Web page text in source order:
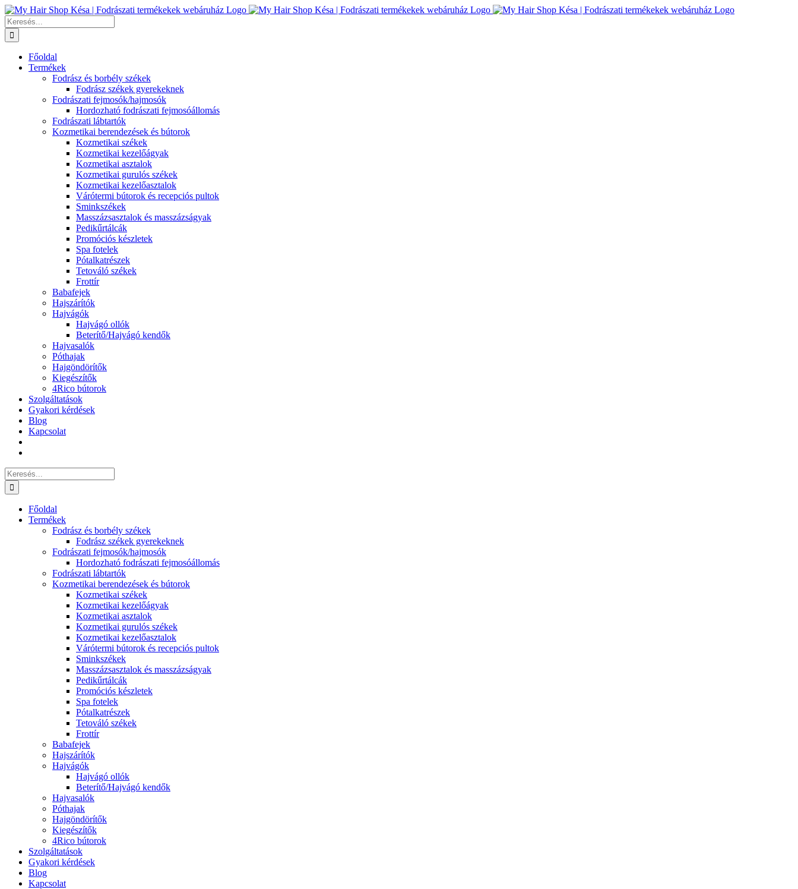
Kihagyás
Keresés...
Főoldal
Termékek
Fodrász és borbély székek
Fodrász székek gyerekeknek
Fodrászati fejmosók/hajmosók
Hordozható fodrászati fejmosóállomás
Fodrászati lábtartók
Kozmetikai berendezések és bútorok
Kozmetikai székek
Kozmetikai kezelőágyak
Kozmetikai asztalok
Kozmetikai gurulós székek
Kozmetikai kezelőasztalok
Várótermi bútorok és recepciós pultok
Sminkszékek
Masszázsasztalok és masszázságyak
Pedikűrtálcák
Promóciós készletek
Spa fotelek
Pótalkatrészek
Tetováló székek
Frottír
Babafejek
Hajszárítók
Hajvágók
Hajvágó ollók
Beterítő/Hajvágó kendők
Hajvasalók
Póthajak
Hajgöndörítők
Kiegészítők
4Rico bútorok
Szolgáltatások
Gyakori kérdések
Blog
Kapcsolat
Keresés...
Főoldal
Termékek
Fodrász és borbély székek
Fodrász székek gyerekeknek
Fodrászati fejmosók/hajmosók
Hordozható fodrászati fejmosóállomás
Fodrászati lábtartók
Kozmetikai berendezések és bútorok
Kozmetikai székek
Kozmetikai kezelőágyak
Kozmetikai asztalok
Kozmetikai gurulós székek
Kozmetikai kezelőasztalok
Várótermi bútorok és recepciós pultok
Sminkszékek
Masszázsasztalok és masszázságyak
Pedikűrtálcák
Promóciós készletek
Spa fotelek
Pótalkatrészek
Tetováló székek
Frottír
Babafejek
Hajszárítók
Hajvágók
Hajvágó ollók
Beterítő/Hajvágó kendők
Hajvasalók
Póthajak
Hajgöndörítők
Kiegészítők
4Rico bútorok
Szolgáltatások
Gyakori kérdések
Blog
Kapcsolat